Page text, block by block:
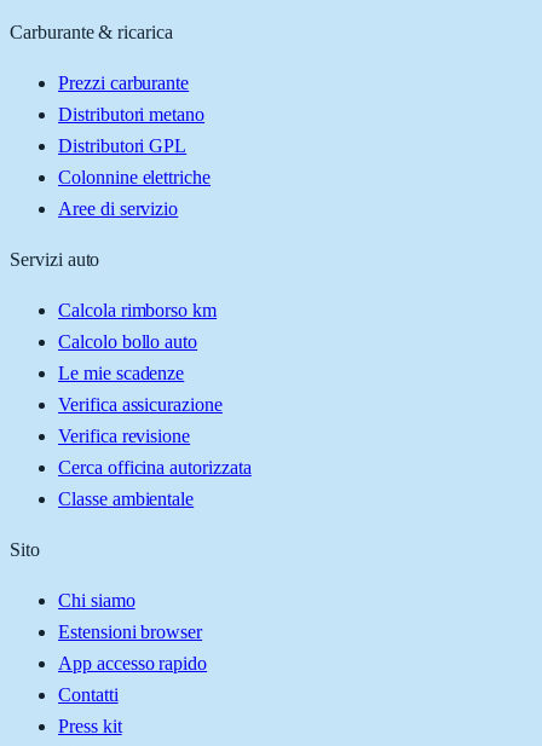
Carburante & ricarica
Prezzi carburante
Distributori metano
Distributori GPL
Colonnine elettriche
Aree di servizio
Servizi auto
Calcola rimborso km
Calcolo bollo auto
Le mie scadenze
Verifica assicurazione
Verifica revisione
Cerca officina autorizzata
Classe ambientale
Sito
Chi siamo
Estensioni browser
App accesso rapido
Contatti
Press kit